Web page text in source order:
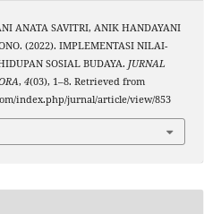
ANATA SAVITRI, ANIK HANDAYANI
(2022). IMPLEMENTASI NILAI-
SOSIAL BUDAYA. JURNAL
, 4(03), 1–8. Retrieved from
index.php/jurnal/article/view/853